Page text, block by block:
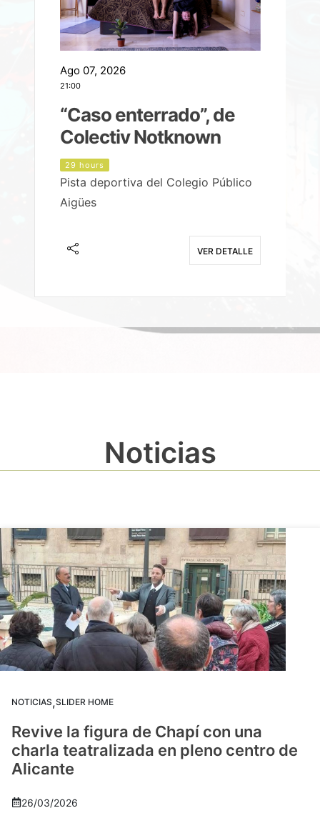
Ago 07, 2026
21:00
“Caso enterrado”, de
Colectiv Notknown
29 hours
Pista deportiva del Colegio Público
Aigües
VER DETALLE
Noticias
NOTICIAS,SLIDER HOME
Revive la figura de Chapí con una
charla teatralizada en pleno centro de
Alicante
26/03/2026